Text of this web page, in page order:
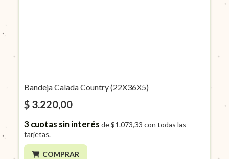
Bandeja Calada Country (22X36X5)
$ 3.220,00
3cuotas sin interés de$1.073,33 con todas las
tarjetas.
COMPRAR